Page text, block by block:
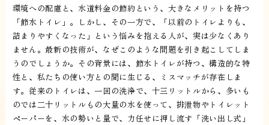
環境への配慮と、水道料金の節約という、大きなメリットを持つ
「節水トイレ」。しかし、その一方で、「以前のトイレよりも、
詰まりやすくなった」という悩みを抱える人が、実は少なくあり
ません。最新の技術が、なぜこのような問題を引き起こしてしま
うのでしょうか。その背景には、節水トイレが持つ、構造的な特
性と、私たちの使い方との間に生じる、ミスマッチが存在しま
す。従来のトイレは、一回の洗浄で、十三リットルから、多いも
のでは二十リットルもの大量の水を使って、排泄物やトイレット
ペーパーを、水の勢いと量で、力任せに押し流す「洗い出し式」